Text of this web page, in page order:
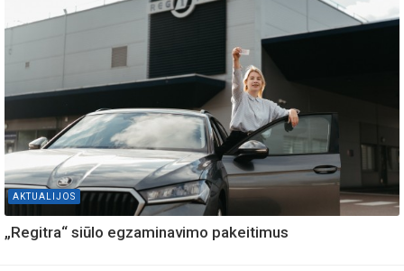
AKTUALIJOS
„Regitra“ siūlo egzaminavimo pakeitimus